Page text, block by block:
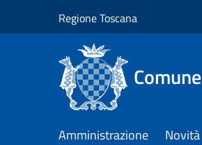
Regione Toscana
Amministrazione Novità